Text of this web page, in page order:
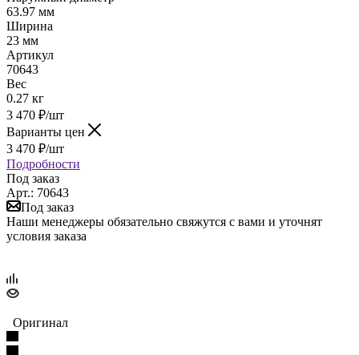
63.97 мм
Ширина
23 мм
Артикул
70643
Вес
0.27 кг
3 470 ₽/шт
Варианты цен
3 470 ₽/шт
Подробности
Под заказ
Арт.: 70643
Под заказ
Наши менеджеры обязательно свяжутся с вами и уточнят
условия заказа
Оригинал